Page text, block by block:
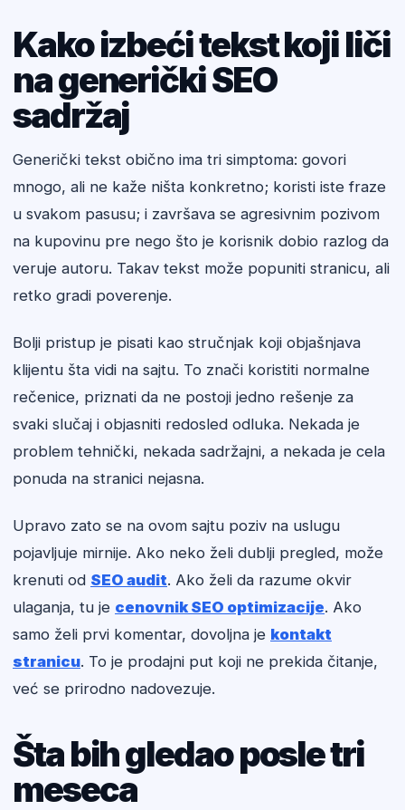
Kako izbeći tekst koji liči
na generički SEO
sadržaj
Generički tekst obično ima tri simptoma: govori
mnogo, ali ne kaže ništa konkretno; koristi iste fraze
u svakom pasusu; i završava se agresivnim pozivom
na kupovinu pre nego što je korisnik dobio razlog da
veruje autoru. Takav tekst može popuniti stranicu, ali
retko gradi poverenje.
Bolji pristup je pisati kao stručnjak koji objašnjava
klijentu šta vidi na sajtu. To znači koristiti normalne
rečenice, priznati da ne postoji jedno rešenje za
svaki slučaj i objasniti redosled odluka. Nekada je
problem tehnički, nekada sadržajni, a nekada je cela
ponuda na stranici nejasna.
Upravo zato se na ovom sajtu poziv na uslugu
pojavljuje mirnije. Ako neko želi dublji pregled, može
krenuti od SEO audit. Ako želi da razume okvir
ulaganja, tu je cenovnik SEO optimizacije. Ako
samo želi prvi komentar, dovoljna je kontakt
stranicu. To je prodajni put koji ne prekida čitanje,
već se prirodno nadovezuje.
Šta bih gledao posle tri
meseca